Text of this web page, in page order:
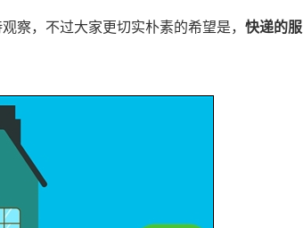
察，不过大家更切实朴素的希望是， 快递的服